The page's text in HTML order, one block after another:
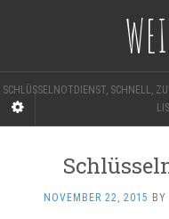
SCHLÜSSELNOTDIENST, SCHNELL,
NOVEMBER 22, 2015 BY